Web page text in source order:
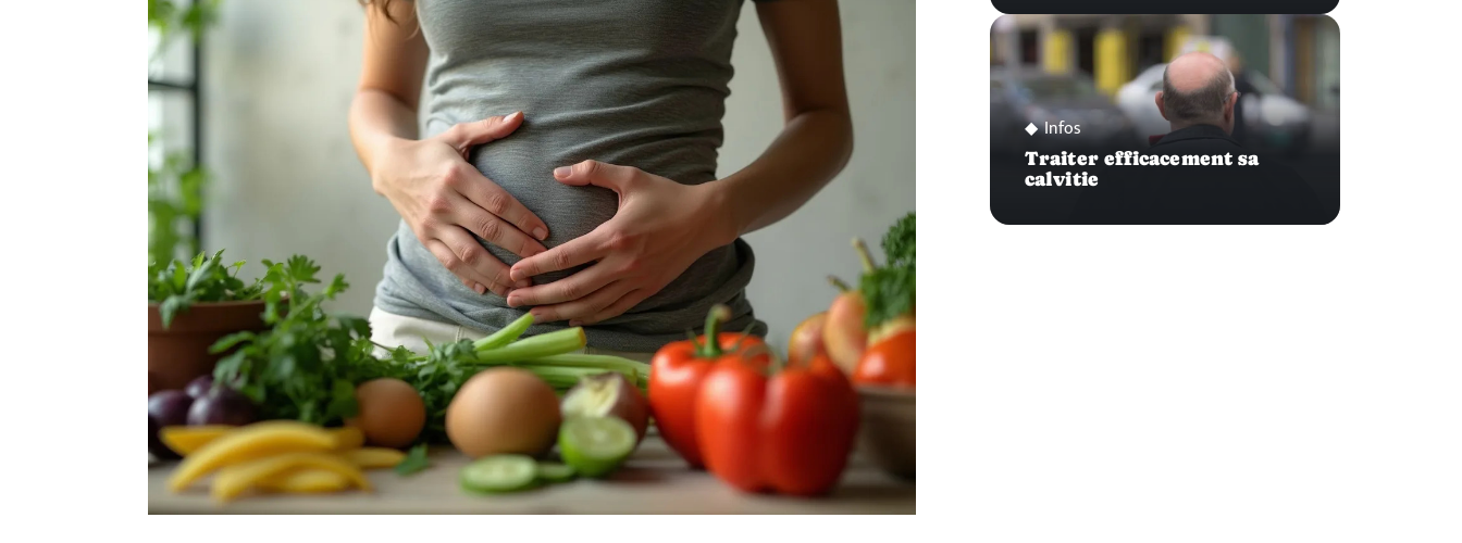
Infos
Traiter efficacement sa
calvitie